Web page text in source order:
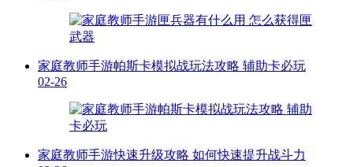
家庭教师手游帕斯卡模拟战玩法攻略 辅助卡必玩
02-26
家庭教师手游快速升级攻略 如何快速提升战斗力